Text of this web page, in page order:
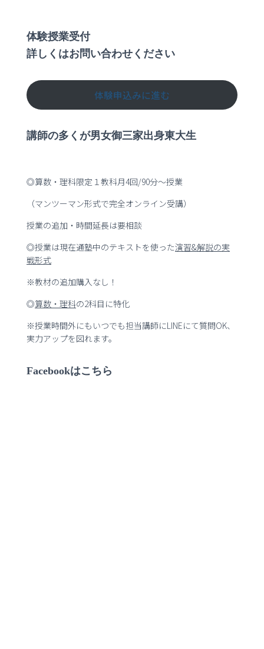
体験授業受付
詳しくはお問い合わせください
体験申込みに進む
講師の多くが男女御三家出身東大生
◎算数・理科限定１教科月4回/90分～授業
（マンツーマン形式で完全オンライン受講）
授業の追加・時間延長は要相談
◎授業は現在通塾中のテキストを使った演習&解説の実
戦形式
※教材の追加購入なし！
◎算数・理科の2科目に特化
※授業時間外にもいつでも担当講師にLINEにて質問OK、
実力アップを図れます。
Facebookはこちら